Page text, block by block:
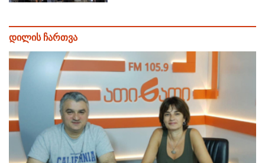
დილის ჩართვა